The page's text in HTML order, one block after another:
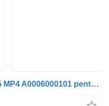
Cabină Mercedes-Benz 1845 MP4 A0006000101 pentru camion Mercedes-Benz Actros 1845 MP4